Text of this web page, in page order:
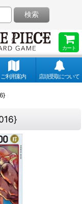
カート
検索
ご利用案内 店頭受取について